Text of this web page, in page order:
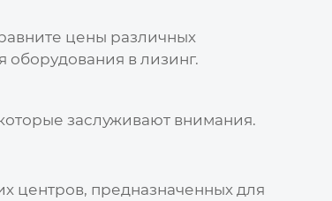
цены различных
оборудования в лизинг.
заслуживают внимания.
центров, предназначенных для